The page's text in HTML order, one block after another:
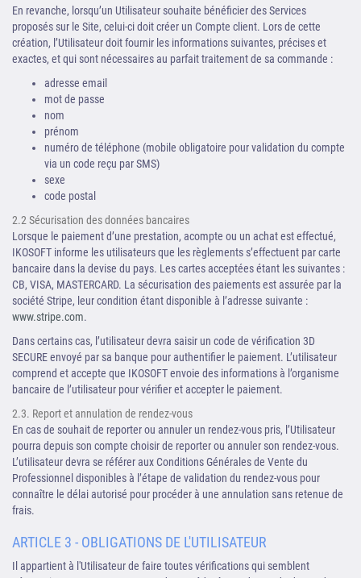
En revanche, lorsqu’un Utilisateur souhaite bénéficier des Services
proposés sur le Site, celui-ci doit créer un Compte client. Lors de cette
création, l’Utilisateur doit fournir les informations suivantes, précises et
exactes, et qui sont nécessaires au parfait traitement de sa commande :
adresse email
mot de passe
nom
prénom
numéro de téléphone (mobile obligatoire pour validation du compte
via un code reçu par SMS)
sexe
code postal
2.2 Sécurisation des données bancaires
Lorsque le paiement d’une prestation, acompte ou un achat est effectué,
IKOSOFT informe les utilisateurs que les règlements s’effectuent par carte
bancaire dans la devise du pays. Les cartes acceptées étant les suivantes :
CB, VISA, MASTERCARD. La sécurisation des paiements est assurée par la
société Stripe, leur condition étant disponible à l’adresse suivante :
www.stripe.com.
Dans certains cas, l’utilisateur devra saisir un code de vérification 3D
SECURE envoyé par sa banque pour authentifier le paiement. L’utilisateur
comprend et accepte que IKOSOFT envoie des informations à l’organisme
bancaire de l’utilisateur pour vérifier et accepter le paiement.
2.3. Report et annulation de rendez-vous
En cas de souhait de reporter ou annuler un rendez-vous pris, l’Utilisateur
pourra depuis son compte choisir de reporter ou annuler son rendez-vous.
L’utilisateur devra se référer aux Conditions Générales de Vente du
Professionnel disponibles à l’étape de validation du rendez-vous pour
connaître le délai autorisé pour procéder à une annulation sans retenue de
frais.
ARTICLE 3 - OBLIGATIONS DE L'UTILISATEUR
Il appartient à l'Utilisateur de faire toutes vérifications qui semblent